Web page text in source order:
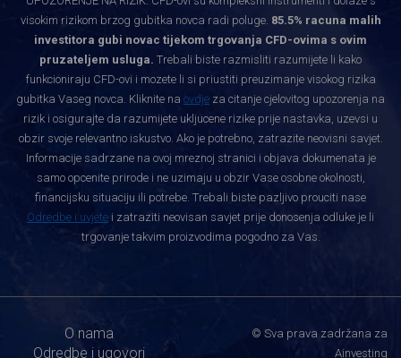
visokim rizikom brzog gubitka novca radi poluge. 85.5% racuna malih
investitora gubi novac tijekom trgovanja CFD-ovima s ovim
pruzateljem usluga. Trebali biste razmisliti razumijete li kako
funkcioniraju CFD-ovi i mozete li si priustiti preuzimanje visokog rizika
gubitka Vaseg novca. Kliknite na ovdje za citanje cjelovitog upozorenja na
rizik i osigurajte da razumijete ukljucene rizike prije nastavka, uzevsi u
obzir svoje relevantno iskustvo. Ako je potrebno, zatrazite neovisni savjet.
Informacije sadrzane na ovoj mreznoj stranici i objava dokumenata je
samo opcenite prirode i ne uzimaju u obzir Vase osobne okolnosti,
financijsku situaciju ili potrebe. Trebali biste pazljivo prouciti nase
Odredbe i uvjete i zatraziti neovisan savjet prije donosenja odluke je li
trgovanje takvim proizvodima pogodno za Vas.
O nama
Odredbe i ugovori
© Sva prava zadržana za
Ainvesting